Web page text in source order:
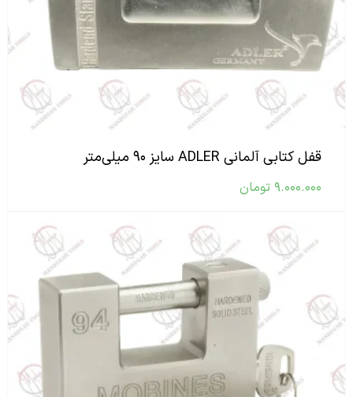
قفل کتابی آلمانی ADLER سایز ۹۰ میلی‌متر
۹.۰۰۰.۰۰۰ تومان